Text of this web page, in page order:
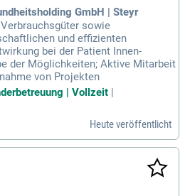
GmbH | Steyr
sowie
und effizienten
bei der Patient Innen-
der Möglichkeiten; Aktive Mitarbeit
von Projekten
| Vollzeit
Heute veröffentlicht